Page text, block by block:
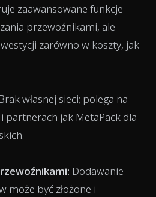
zaawansowane funkcje
przewoźnikami, ale
zarówno w koszty, jak
własnej sieci; polega na
i partnerach jak MetaPack dla
Dodawanie
może być złożone i